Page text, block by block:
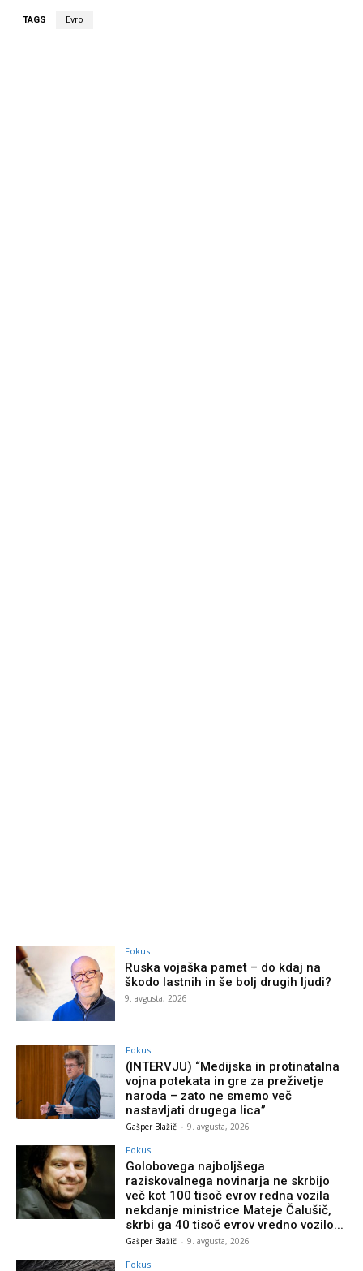
TAGS Evro
Fokus
Ruska vojaška pamet – do kdaj na
škodo lastnih in še bolj drugih ljudi?
9. avgusta, 2026
Fokus
(INTERVJU) “Medijska in protinatalna
vojna potekata in gre za preživetje
naroda – zato ne smemo več
nastavljati drugega lica”
Gašper Blažič - 9. avgusta, 2026
Fokus
Golobovega najboljšega
raziskovalnega novinarja ne skrbijo
več kot 100 tisoč evrov redna vozila
nekdanje ministrice Mateje Čalušič,
skrbi ga 40 tisoč evrov vredno vozilo...
Gašper Blažič - 9. avgusta, 2026
Fokus